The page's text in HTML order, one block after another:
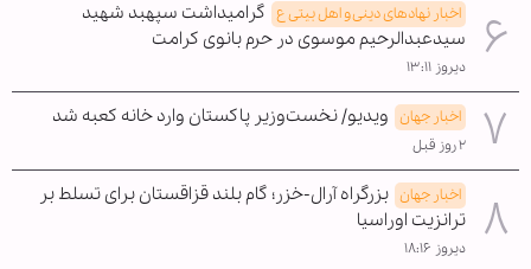
اخبار نهادهای دینی و اهل بیتی ع گرامیداشت سپهبد شهید
سیدعبدالرحیم موسوی در حرم بانوی کرامت
دیروز ۱۳:۱۱
اخبار جهان ویدیو/ نخست‌وزیر پاکستان وارد خانه کعبه شد
۲ روز قبل
اخبار جهان بزرگراه آرال-خزر؛ گام بلند قزاقستان برای تسلط بر
ترانزیت اوراسیا
دیروز ۱۸:۱۶